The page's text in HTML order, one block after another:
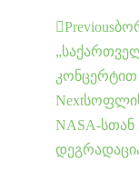
Prev
Previous
კონცერტით
Next
NASA-სთან